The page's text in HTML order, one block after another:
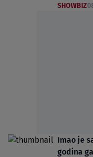
SHOWBIZ
Imao je
godina